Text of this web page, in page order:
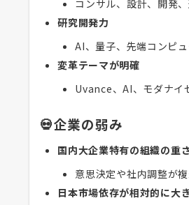
コンサル、設計、開発
研究開発力
AI、量子、先端コンピ
変革テーマが明確
Uvance、AI、モダナイ
💀企業の弱み
国内大企業特有の組織の重さ
意思決定や社内調整が複
日本市場依存が相対的に大